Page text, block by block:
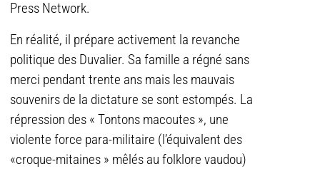
Press Network.
En réalité, il prépare activement la revanche
politique des Duvalier. Sa famille a régné sans
merci pendant trente ans mais les mauvais
souvenirs de la dictature se sont estompés. La
répression des « Tontons macoutes », une
violente force para-militaire (l’équivalent des
«croque-mitaines » mêlés au folklore vaudou)